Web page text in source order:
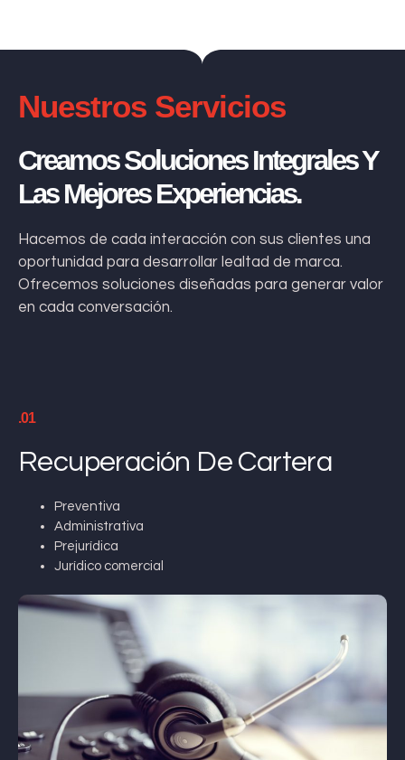
Nuestros Servicios
Creamos Soluciones Integrales Y
Las Mejores Experiencias.
Hacemos de cada interacción con sus clientes una
oportunidad para desarrollar lealtad de marca.
Ofrecemos soluciones diseñadas para generar valor
en cada conversación.
.01
Recuperación De Cartera
Preventiva
Administrativa
Prejurídica
Jurídico comercial